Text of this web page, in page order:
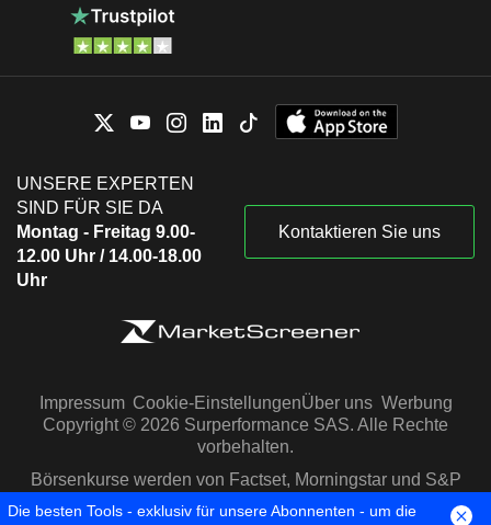
UNSERE EXPERTEN
SIND FÜR SIE DA
Montag - Freitag 9.00-
12.00 Uhr / 14.00-18.00
Uhr
Kontaktieren Sie uns
Impressum Cookie-EinstellungenÜber uns Werbung
Copyright © 2026 Surperformance SAS. Alle Rechte
vorbehalten.
Börsenkurse werden von Factset, Morningstar und S&P
Capital IQ zur Verfügung gestellt
Die besten Tools - exklusiv für unsere Abonnenten - um die